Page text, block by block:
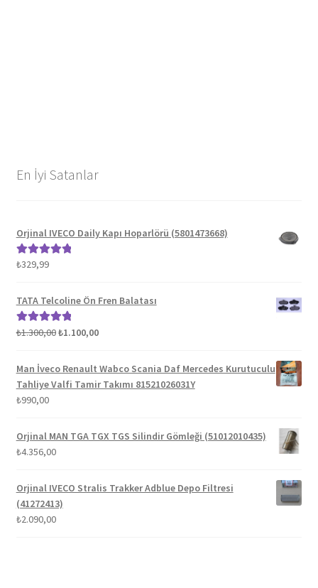
En İyi Satanlar
Orjinal IVECO Daily Kapı Hoparlörü (5801473668)
5 üzerinden
₺329,99
TATA Telcoline Ön Fren Balatası
5 üzerinden
₺1.300,00Orijinal
₺1.300,00.
₺1.100,00Şu
fiyat:
₺1.100,00.
Man İveco Renault Wabco Scania Daf Mercedes Kurutuculu
Tahliye Valfi Tamir Takımı 81521026031Y
₺990,00
Orjinal MAN TGA TGX TGS Silindir Gömleği (51012010435)
₺4.356,00
Orjinal IVECO Stralis Trakker Adblue Depo Filtresi
(41272413)
₺2.090,00